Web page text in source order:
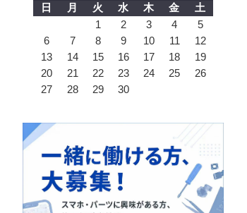
日
月 火 水 木 金
土
1
2 3 4
5
6
7 8 9 10 11
12
13
14 15 16 17 18
19
20
21 22 23 24 25
26
27
28 29 30